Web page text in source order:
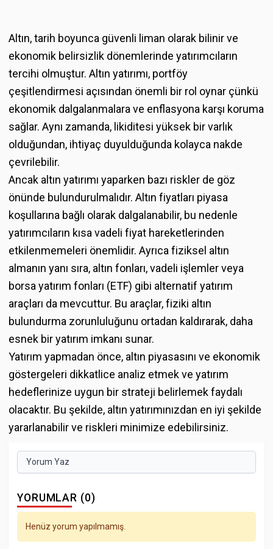
Altın, tarih boyunca güvenli liman olarak bilinir ve
ekonomik belirsizlik dönemlerinde yatırımcıların
tercihi olmuştur. Altın yatırımı, portföy
çeşitlendirmesi açısından önemli bir rol oynar çünkü
ekonomik dalgalanmalara ve enflasyona karşı koruma
sağlar. Aynı zamanda, likiditesi yüksek bir varlık
olduğundan, ihtiyaç duyulduğunda kolayca nakde
çevrilebilir.
Ancak altın yatırımı yaparken bazı riskler de göz
önünde bulundurulmalıdır. Altın fiyatları piyasa
koşullarına bağlı olarak dalgalanabilir, bu nedenle
yatırımcıların kısa vadeli fiyat hareketlerinden
etkilenmemeleri önemlidir. Ayrıca fiziksel altın
almanın yanı sıra, altın fonları, vadeli işlemler veya
borsa yatırım fonları (ETF) gibi alternatif yatırım
araçları da mevcuttur. Bu araçlar, fiziki altın
bulundurma zorunluluğunu ortadan kaldırarak, daha
esnek bir yatırım imkanı sunar.
Yatırım yapmadan önce, altın piyasasını ve ekonomik
göstergeleri dikkatlice analiz etmek ve yatırım
hedeflerinize uygun bir strateji belirlemek faydalı
olacaktır. Bu şekilde, altın yatırımınızdan en iyi şekilde
yararlanabilir ve riskleri minimize edebilirsiniz.
Yorum Yaz
YORUMLAR (0)
Henüz yorum yapılmamış.